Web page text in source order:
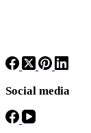
Social media